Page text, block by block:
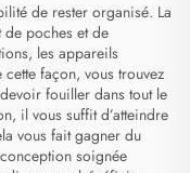
de rester organisé. La
de poches et de
les appareils
façon, vous trouvez
fouiller dans tout le
il vous suffit d’atteindre
vous fait gagner du
soignée